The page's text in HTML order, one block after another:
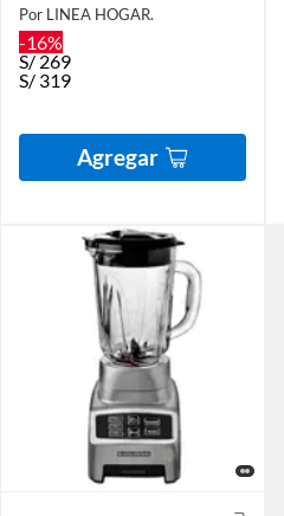
Por LINEA HOGAR.
-16%
S/269
S/ 319
Agregar